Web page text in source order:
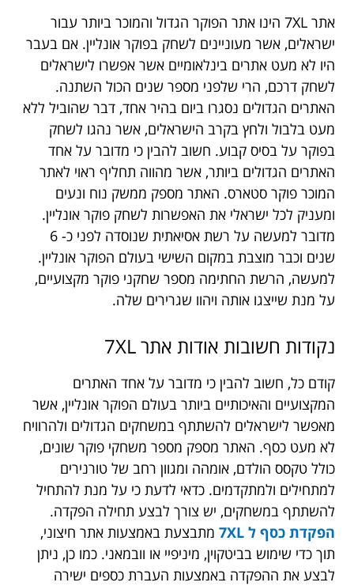
אתר
7XL הינו אתר הפוקר הגדול והמוכר ביותר עבור
ישראלים, אשר מעוניינים לשחק בפוקר אונליין. אם בעבר
היו לא מעט אתרים בינלאומיים אשר אפשרו לישראלים
לשחק דרכם, הרי שלפני מספר שנים הכול השתנה.
האתרים הגדולים נסגרו ביום בהיר אחד, דבר שהוביל ללא
מעט בלבול ולחץ בקרב הישראלים, אשר נהגו לשחק
בפוקר על בסיס קבוע. חשוב להבין כי מדובר על אחד
האתרים הגדולים ביותר, אשר מהווה תחליף ראוי לאתר
המוכר פוקר סטארס. האתר מספק ממשק נוח ונעים
ומעניק לכל ישראלי את האפשרות לשחק פוקר אונליין.
מדובר למעשה על רשת אסיאתית שנוסדה לפני כ- 6
שנים וכבר מוצבת במקום השישי בעולם הפוקר אונליין.
למעשה, הרשת החתימה מספר שחקני פוקר מקצועיים,
על מנת שייצגו אותה ויהוו שגרירים שלה.
נקודות חשובות אודות אתר7XL
קודם כל, חשוב להבין כי מדובר על אחד האתרים
המקצועיים והאיכותיים ביותר בעולם הפוקר אונליין, אשר
מאפשר לישראלים להשתתף במשחקים הגדולים ולהרוויח
לא מעט כסף. האתר מספק מספר משחקי פוקר שונים,
כולל טקסס הולדם, אומהה ומגוון רחב של טורנירים
למתחילים ולמתקדמים. כדאי לדעת כי על מנת להתחיל
להשתתף במשחקים, יש צורך לבצע תחילה הפקדה.
הפקדת כסף ל 7XL
מתבצעת באמצעות אתר חיצוני,
תוך כדי שימוש בביטקוין, מיניפיי או וובמאני. כמו כן, ניתן
לבצע את ההפקדה באמצעות העברת כספים ישירה